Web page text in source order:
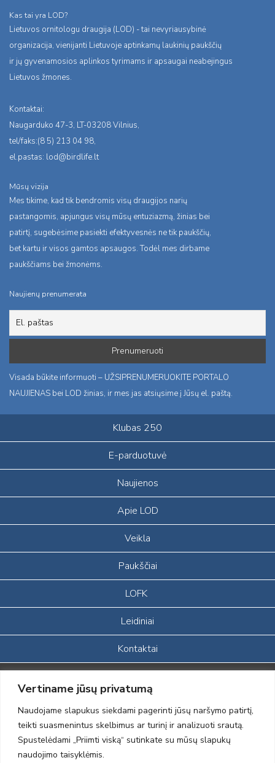
Vertiname jūsų privatumą
Naudojame slapukus siekdami pagerinti jūsų naršymo patirtį,
teikti suasmenintus skelbimus ar turinį ir analizuoti srautą.
Spustelėdami „Priimti viską“ sutinkate su mūsų slapukų
naudojimo taisyklėmis.
Kas tai yra LOD?
Lietuvos ornitologu draugija (LOD) - tai nevyriausybinė
organizacija, vienijanti Lietuvoje aptinkamų laukinių paukščių
ir jų gyvenamosios aplinkos tyrimams ir apsaugai neabejingus
Lietuvos žmones.
Kontaktai:
Naugarduko 47-3, LT-03208 Vilnius,
tel/faks:(8 5) 213 04 98,
el.pastas: lod@birdlife.lt
Mūsų vizija
Mes tikime, kad tik bendromis visų draugijos narių
pastangomis, apjungus visų mūsų entuziazmą, žinias bei
patirtį, sugebėsime pasiekti efektyvesnės ne tik paukščių,
bet kartu ir visos gamtos apsaugos. Todėl mes dirbame
paukščiams bei žmonėms.
Naujienų prenumerata
Visada būkite informuoti – UŽSIPRENUMERUOKITE PORTALO
NAUJIENAS bei LOD žinias, ir mes jas atsiųsime į Jūsų el. paštą.
Klubas 250
E-parduotuvė
Naujienos
Apie LOD
Veikla
Paukščiai
LOFK
Leidiniai
Kontaktai
Portalas sukurtas įgyvendinant Lietuvos Respublikos, Europos
ekonominės erdvės ir Norvegijos finansinių mechanizmų iš dalies
finansuojamą paprojektį
„LOD visuomeninės /gamtosauginės veiklos sustiprinimas ir įvaizdžio
formavimas įtraukiant visuomenę į aplinkosauginių tyrimų veiklą“
(paprojekčio
įgyvendinimo sutarties numeris 2004-LT0008-NVO-1EEE/NOR-02-